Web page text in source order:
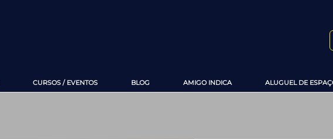
CURSOS / EVENTOS BLOG AMIGO INDICA ALUGUEL DE